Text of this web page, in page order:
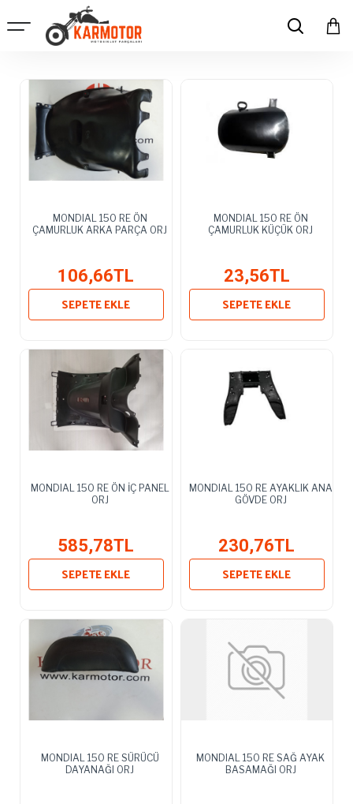
MONDIAL 150 RE ÖN
ÇAMURLUK ARKA PARÇA ORJ
106,66TL
SEPETE EKLE
MONDIAL 150 RE ÖN
ÇAMURLUK KÜÇÜK ORJ
23,56TL
SEPETE EKLE
MONDIAL 150 RE ÖN İÇ PANEL
ORJ
585,78TL
SEPETE EKLE
MONDIAL 150 RE AYAKLIK ANA
GÖVDE ORJ
230,76TL
SEPETE EKLE
MONDIAL 150 RE SÜRÜCÜ
DAYANAĞI ORJ
MONDIAL 150 RE SAĞ AYAK
BASAMAĞI ORJ